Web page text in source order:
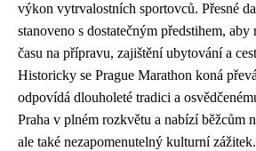
výkon vytrvalostních sportovců. Přesné
stanoveno s dostatečným předstihem,
času na přípravu, zajištění ubytování a
Historicky se Prague Marathon koná
odpovídá dlouholeté tradici a
Praha v plném rozkvětu a nabízí běžcům
ale také nezapomenutelný kulturní zážitek.